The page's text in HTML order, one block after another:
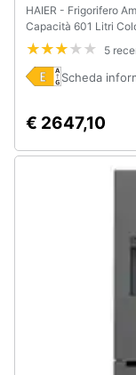
HAIER - Frigorifero
Capacità 601 Litri
5
Scheda
€ 2647,10